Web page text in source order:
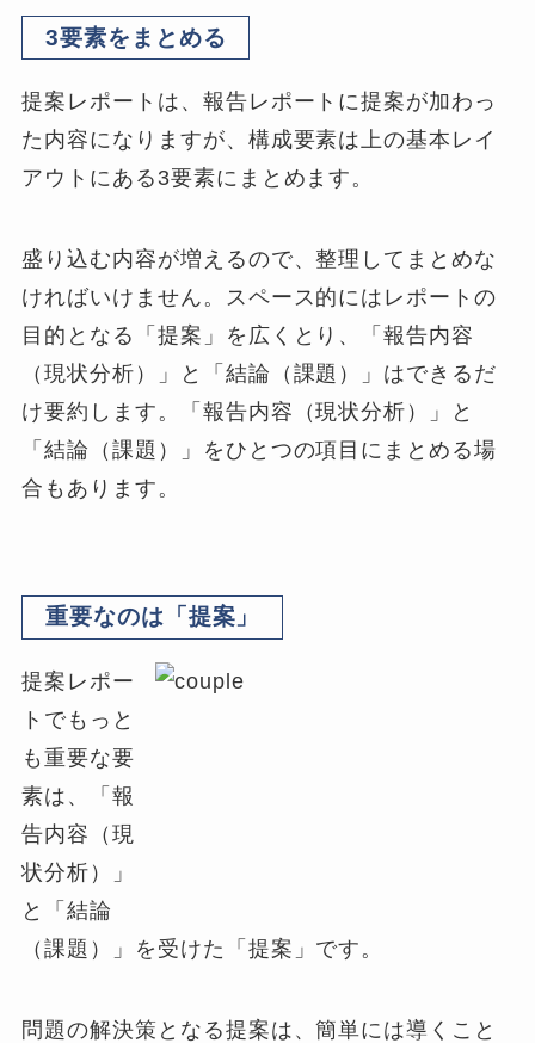
3要素をまとめる
提案レポートは、報告レポートに提案が加わっ
た内容になりますが、構成要素は上の基本レイ
アウトにある3要素にまとめます。
盛り込む内容が増えるので、整理してまとめな
ければいけません。スペース的にはレポートの
目的となる「提案」を広くとり、「報告内容
（現状分析）」と「結論（課題）」はできるだ
け要約します。「報告内容（現状分析）」と
「結論（課題）」をひとつの項目にまとめる場
合もあります。
重要なのは「提案」
提案レポー
トでもっと
も重要な要
素は、「報
告内容（現
状分析）」
と「結論
（課題）」を受けた「提案」です。
問題の解決策となる提案は、簡単には導くこと